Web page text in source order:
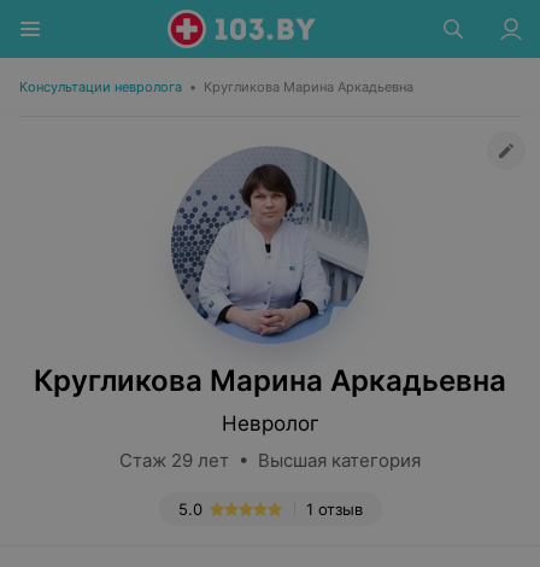
Консультации невролога • Кругликова Марина Аркадьевна
Кругликова Марина Аркадьевна
Невролог
Стаж 29 лет • Высшая категория
1 отзыв
5.0